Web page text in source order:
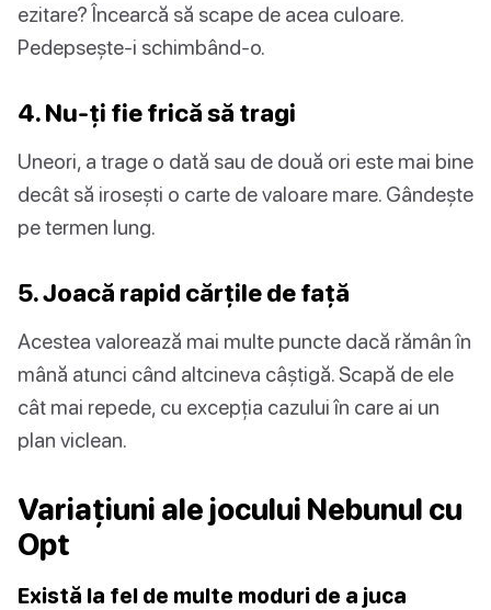
ezitare? Încearcă să scape de acea culoare.
Pedepsește-i schimbând-o.
4. Nu-ți fie frică să tragi
Uneori, a trage o dată sau de două ori este mai bine
decât să irosești o carte de valoare mare. Gândește
pe termen lung.
5. Joacă rapid cărțile de față
Acestea valorează mai multe puncte dacă rămân în
mână atunci când altcineva câștigă. Scapă de ele
cât mai repede, cu excepția cazului în care ai un
plan viclean.
Variațiuni ale jocului Nebunul cu
Opt
Există la fel de multe moduri de a juca